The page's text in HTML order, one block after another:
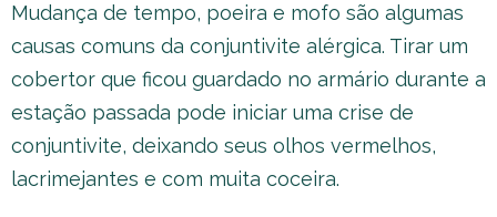
Mudança de tempo, poeira e mofo são algumas
causas comuns da conjuntivite alérgica. Tirar um
cobertor que ficou guardado no armário durante a
estação passada pode iniciar uma crise de
conjuntivite, deixando seus olhos vermelhos,
lacrimejantes e com muita coceira.